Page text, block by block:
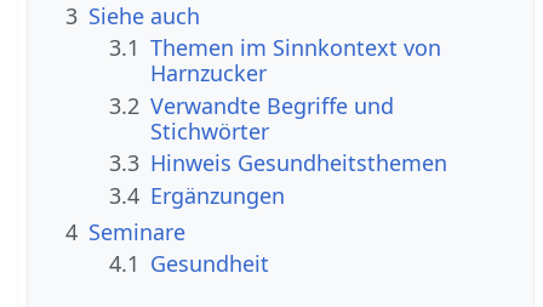
3 Siehe auch
3.1 Themen im Sinnkontext von
Harnzucker
3.2 Verwandte Begriffe und
Stichwörter
3.3 Hinweis Gesundheitsthemen
3.4 Ergänzungen
4 Seminare
4.1 Gesundheit